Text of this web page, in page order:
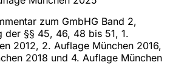
diverser
zum GmbHG Band 2,
der §§ 45, 46, 48 bis 51, 1.
2012, 2. Auflage München 2016,
2018 und 4. Auflage München